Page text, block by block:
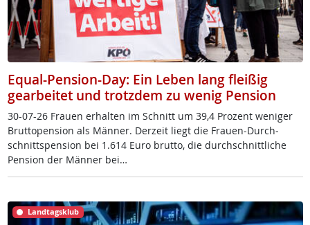
Equal-Pension-Day: Ein Leben lang fleißig
gearbeitet und trotzdem zu wenig Pension
30-07-26 Frau­en er­hal­ten im Schnitt um 39,4 Pro­zent we­ni­ger
Brut­to­pen­si­on als Män­ner. Der­zeit liegt die Frau­en-Durch­
schnitt­s­pen­si­on bei 1.614 Eu­ro brut­to, die durch­schnitt­li­che
Pen­si­on der Män­ner bei…
Landtagsklub